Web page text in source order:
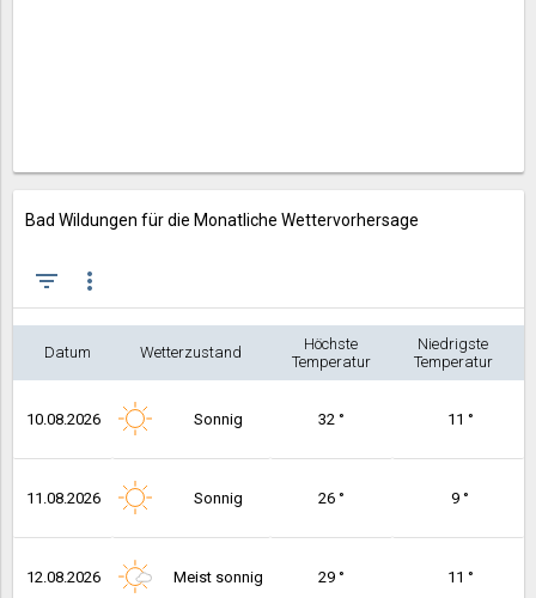
Bad Wildungen für die Monatliche Wettervorhersage
filter_list more_vert
Datum Wetterzustand
Höchste
Temperatur
Niedrigste
Temperatur
10.08.2026 Sonnig 32 ° 11 °
11.08.2026 Sonnig 26 ° 9 °
12.08.2026 Meist sonnig 29 ° 11 °